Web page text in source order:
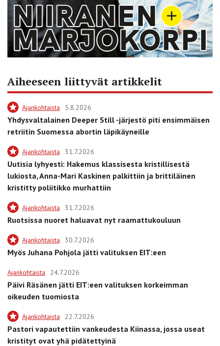
Aiheeseen liittyvät artikkelit
Ajankohtaista 5.8.2026
Yhdysvaltalainen Deeper Still -järjestö piti ensimmäisen
retriitin Suomessa abortin läpikäyneille
Ajankohtaista 31.7.2026
Uutisia lyhyesti: Hakemus klassisesta kristillisestä
lukiosta, Anna-Mari Kaskinen palkittiin ja brittiläinen
kristitty poliitikko murhattiin
Ajankohtaista 31.7.2026
Ruotsissa nuoret haluavat nyt raamattukouluun
Ajankohtaista 30.7.2026
Myös Juhana Pohjola jätti valituksen EIT:een
Ajankohtaista 24.7.2026
Päivi Räsänen jätti EIT:een valituksen korkeimman
oikeuden tuomiosta
Ajankohtaista 22.7.2026
Pastori vapautettiin vankeudesta Kiinassa, jossa useat
kristityt ovat yhä pidätettyinä